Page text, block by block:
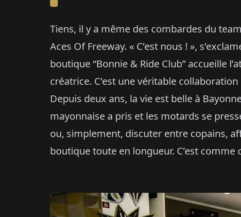
Tiens, il y a même des combardes du
Aces Of Freeway. « C’est nous ! »,
boutique “Bonnie & Ride Club” accueille
créatrice. C’est une véritable
Depuis deux ans, la vie est belle à
mayonnaise a pris et les motards se
ou, simplement, discuter entre copains,
boutique toute en longueur. C’est comme